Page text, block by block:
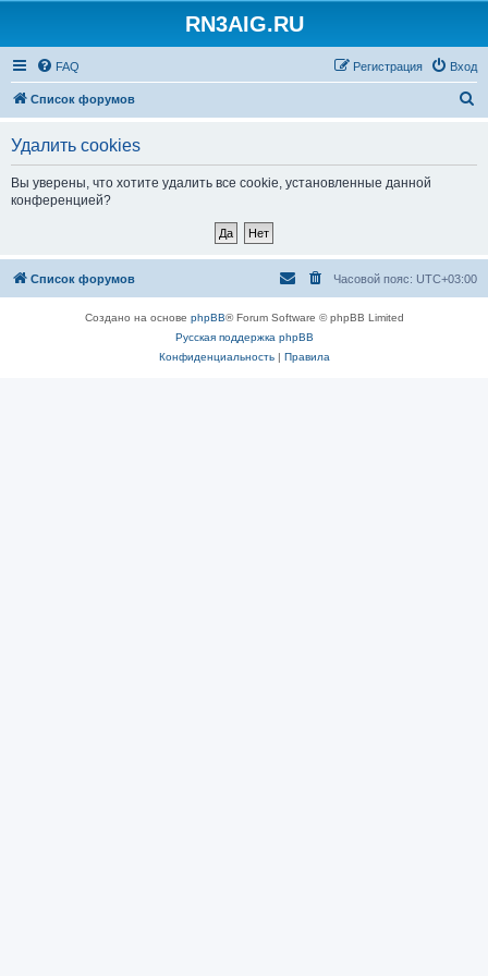
RN3AIG.RU
FAQ Вход
Регистрация
Список форумов
Удалить cookies
Вы уверены, что хотите удалить все cookie, установленные данной
конференцией?
Список форумов Часовой пояс: UTC+03:00
Создано на основе phpBB® Forum Software © phpBB Limited
Русская поддержка phpBB
Конфиденциальность| Правила